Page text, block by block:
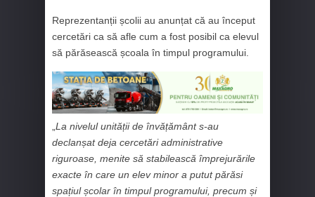
Reprezentanții școlii au anunțat că au început
cercetări ca să afle cum a fost posibil ca elevul
să părăsească școala în timpul programului.
La nivelul unității de învățământ s-au
declanșat deja cercetări administrative
riguroase, menite să stabilească împrejurările
exacte în care un elev minor a putut părăsi
spațiul școlar în timpul programului, precum și